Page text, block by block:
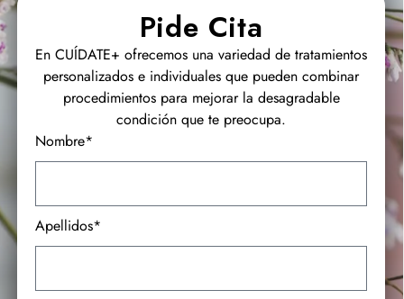
Pide Cita
En CUÍDATE+ ofrecemos una variedad de tratamientos
personalizados e individuales que pueden combinar
procedimientos para mejorar la desagradable
condición que te preocupa.
Nombre*
Apellidos*